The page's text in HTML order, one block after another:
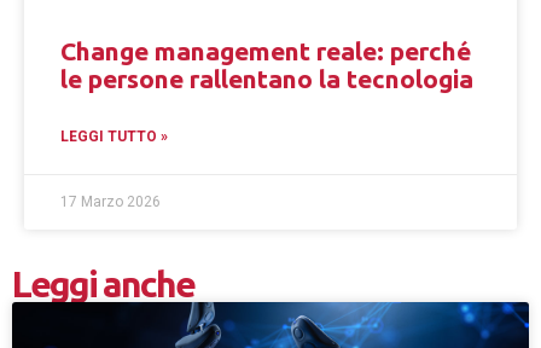
Change management reale: perché
le persone rallentano la tecnologia
LEGGI TUTTO »
17 Marzo 2026
Leggi anche